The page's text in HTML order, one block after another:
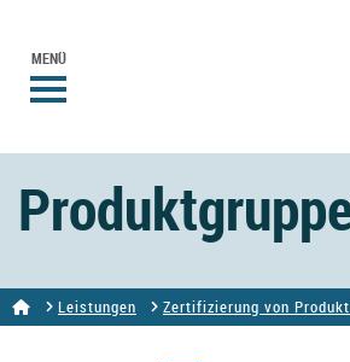
MENÜ
Leistungen Zertifizierung von